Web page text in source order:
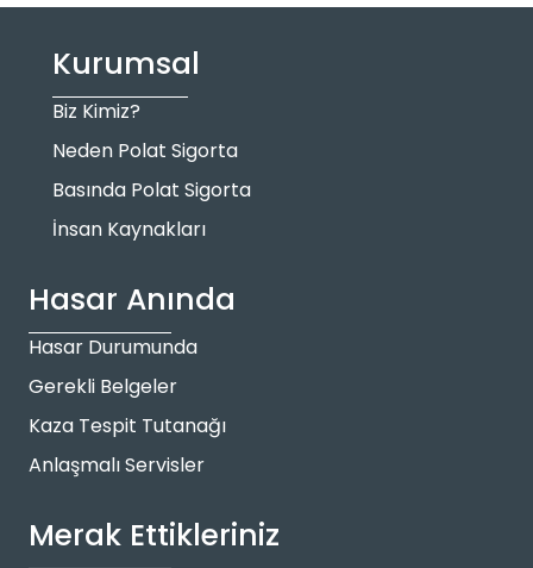
Kurumsal
Biz Kimiz?
Neden Polat Sigorta
Basında Polat Sigorta
İnsan Kaynakları
Hasar Anında
Hasar Durumunda
Gerekli Belgeler
Kaza Tespit Tutanağı
Anlaşmalı Servisler
Merak Ettikleriniz